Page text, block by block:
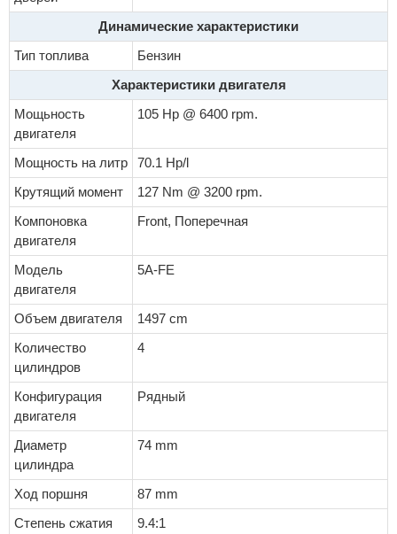
Динамические характеристики
Тип топлива
Бензин
Характеристики двигателя
Мощьность
двигателя
105 Hp @ 6400 rpm.
Мощность на литр
70.1 Hp/l
Крутящий момент
127 Nm @ 3200 rpm.
Компоновка
двигателя
Front, Поперечная
Модель
двигателя
5A-FE
Объем двигателя
1497 cm
Количество
цилиндров
4
Конфигурация
двигателя
Рядный
Диаметр
цилиндра
74 mm
Ход поршня
87 mm
Степень сжатия
9.4:1